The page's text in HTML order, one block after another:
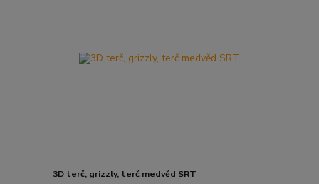
3D terč, grizzly, terč medvěd SRT